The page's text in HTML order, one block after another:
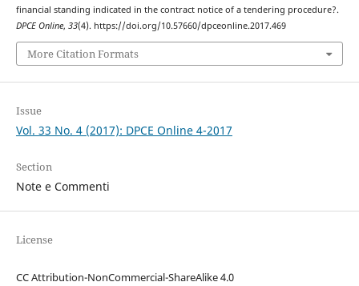
financial standing indicated in the contract notice of a tendering procedure?.
DPCE Online, 33(4). https://doi.org/10.57660/dpceonline.2017.469
More Citation Formats
Issue
Vol. 33 No. 4 (2017): DPCE Online 4-2017
Section
Note e Commenti
License
CC Attribution-NonCommercial-ShareAlike 4.0